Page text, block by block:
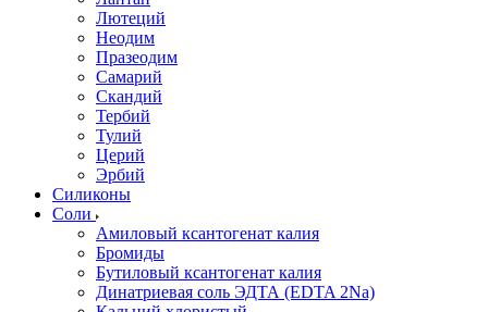
Лютеций
Неодим
Празеодим
Самарий
Скандий
Тербий
Тулий
Церий
Эрбий
Силиконы
Соли
Амиловый ксантогенат калия
Бромиды
Бутиловый ксантогенат калия
Динатриевая соль ЭДТА (EDTA 2Na)